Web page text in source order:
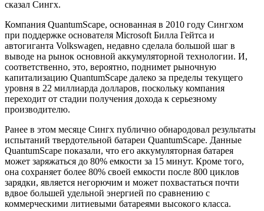
сказал Сингх.
Компания QuantumScape, основанная в 2010 году Сингхом
при поддержке основателя Microsoft Билла Гейтса и
автогиганта Volkswagen, недавно сделала большой шаг в
выводе на рынок основной аккумуляторной технологии. И,
соответственно, это, вероятно, поднимет рыночную
капитализацию QuantumScape далеко за пределы текущего
уровня в 22 миллиарда долларов, поскольку компания
переходит от стадии получения дохода к серьезному
производителю.
Ранее в этом месяце Сингх публично обнародовал результаты
испытаний твердотельной батареи QuantumScape. Данные
QuantumScape показали, что его аккумуляторная батарея
может заряжаться до 80% емкости за 15 минут. Кроме того,
она сохраняет более 80% своей емкости после 800 циклов
зарядки, является негорючим и может похвастаться почти
вдвое большей удельной энергией по сравнению с
коммерческими литиевыми батареями высокого класса.